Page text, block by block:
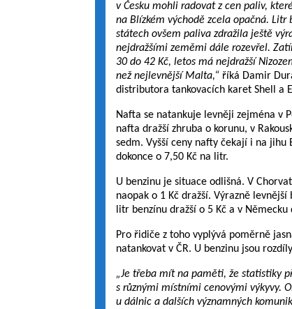
v Česku mohli radovat z cen paliv,
na Blízkém východě zcela opačná.
státech ovšem paliva zdražila ještě
nejdražšími zeměmi dále rozevřel.
30 do 42 Kč, letos má nejdražší
než nejlevnější Malta,“ říká Damir
distributora tankovacích karet Shell a
Nafta se natankuje levněji zejména v
nafta dražší zhruba o korunu, v
sedm. Vyšší ceny nafty čekají i na jihu
dokonce o 7,50 Kč na litr.
U benzinu je situace odlišná. V
naopak o 1 Kč dražší. Výrazně
litr benzínu dražší o 5 Kč a v Německu
Pro řidiče z toho vyplývá poměrně
natankovat v ČR. U benzinu jsou
„Je třeba mít na paměti, že statistiky
s různými místními cenovými výkyvy.
u dálnic a dalších významných